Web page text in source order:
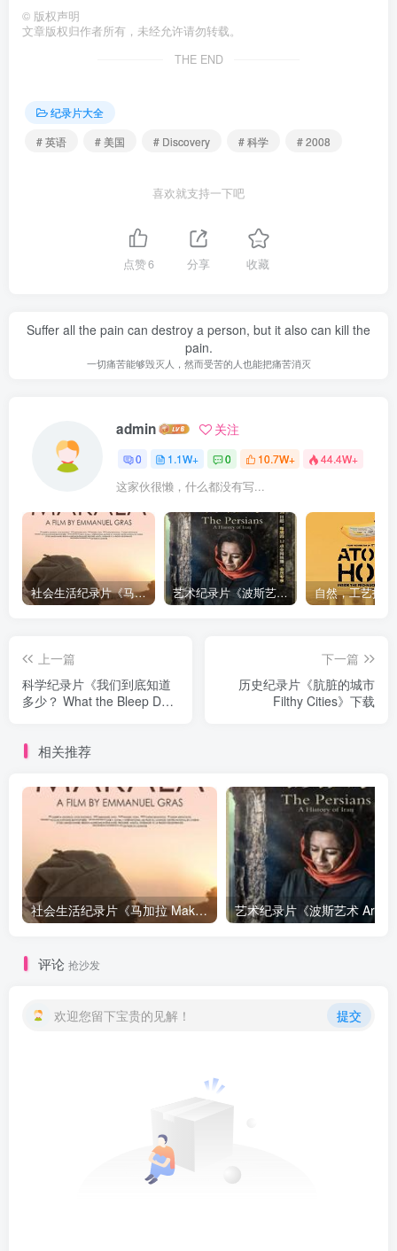
© 版权声明
文章版权归作者所有，未经允许请勿转载。
THE END
纪录片大全
# 英语
# 美国 # Discovery # 科学 # 2008
喜欢就支持一下吧
点赞6 分享 收藏
Suffer all the pain can destroy a person, but it also can kill the
pain.
一切痛苦能够毁灭人，然而受苦的人也能把痛苦消灭
admin 关注
0 1.1W+ 0 10.7W+ 44.4W+
这家伙很懒，什么都没有写...
社会生活纪录片《马加拉 Makala》下载 艺术纪录片《波斯艺术 Art of Persia》下载
上一篇
科学纪录片《我们到底知道
多少？ What the Bleep Do
下一篇
历史纪录片《肮脏的城市
Filthy Cities》下载
相关推荐
社会生活纪录片《马加拉 Makala》下载
评论 抢沙发
欢迎您留下宝贵的见解！ 提交